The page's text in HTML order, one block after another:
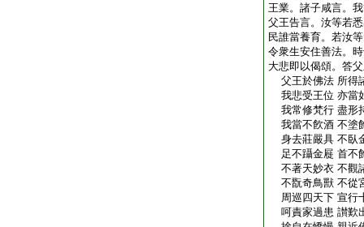
王業。諸子咸言。
父王告言。汝等若
民誰當養育。若汝
令衆生安住善法。
大悲即以偈頌。答
父王於佛法 所得
我悲受王位 亦當
我常修梵行 盡形
我當不飮酒 不塗
身去莊嚴具 不臥
足不躡金屣 首不
不著天妙衣 不觀
不翫奇鳥獸 不從
周巡四天下 宣行
呵責家過患 讃歎